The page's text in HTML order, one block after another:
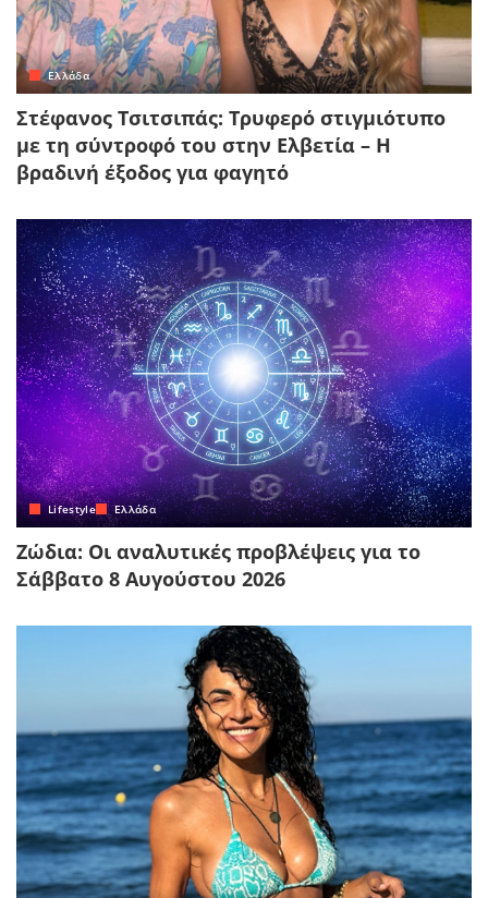
Ελλάδα
Στέφανος Τσιτσιπάς: Τρυφερό στιγμιότυπο
με τη σύντροφό του στην Ελβετία – Η
βραδινή έξοδος για φαγητό
Lifestyle Ελλάδα
Ζώδια: Οι αναλυτικές προβλέψεις για το
Σάββατο 8 Αυγούστου 2026